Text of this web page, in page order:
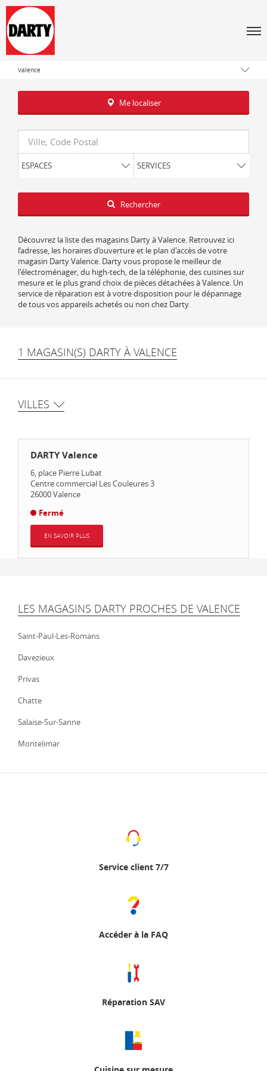
Tous les magasins Darty
Auvergne-Rhône-Alpes
Drôme
Valence
Me localiser
Requête
ESPACES SERVICES
Latitude
Longitude
Rechercher
Découvrez la liste des magasins Darty à Valence. Retrouvez ici
l’adresse, les horaires d’ouverture et le plan d'accès de votre
magasin Darty Valence. Darty vous propose le meilleur de
l'électroménager, du high-tech, de la téléphonie, des cuisines sur
mesure et le plus grand choix de pièces détachées à Valence. Un
service de réparation est à votre disposition pour le dépannage
de tous vos appareils achetés ou non chez Darty.
1 MAGASIN(S) DARTY À VALENCE
VILLES
DARTY Valence
6, place Pierre Lubat
Centre commercial Les Couleures 3
26000Valence
Fermé
EN SAVOIR PLUS
LES MAGASINS DARTY PROCHES DE VALENCE
Saint-Paul-Les-Romans
Davezieux
Privas
Chatte
Salaise-Sur-Sanne
Montelimar
Service client 7/7
Accéder à la FAQ
Réparation SAV